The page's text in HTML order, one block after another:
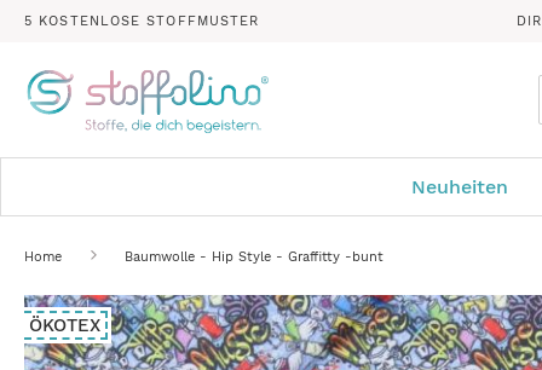
5 KOSTENLOSE STOFFMUSTER
Neuheiten
Home Baumwolle - Hip Style - Graffitty -bunt
Zum
Ende
der
ÖKOTEX